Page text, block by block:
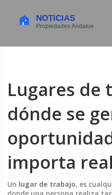
Lugares de
dónde se
importa
Un lugar de trabajo, es